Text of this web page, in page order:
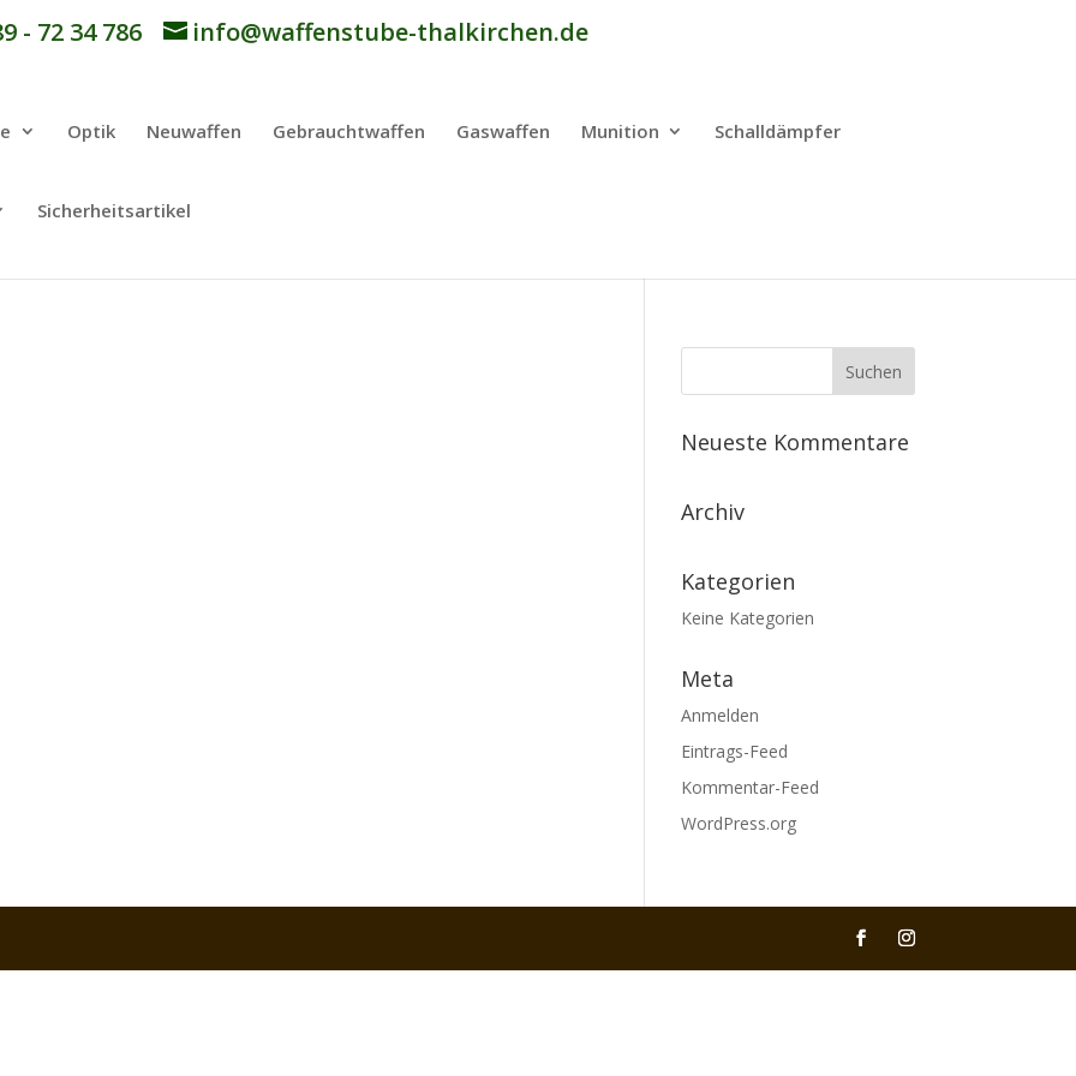
- 72 34 786 info@waffenstube-thalkirchen.de
Optik Neuwaffen Gebrauchtwaffen Gaswaffen Munition Schalldämpfer
Sicherheitsartikel
Neueste Kommentare
Archiv
Kategorien
Keine Kategorien
Meta
Anmelden
Eintrags-Feed
Kommentar-Feed
WordPress.org